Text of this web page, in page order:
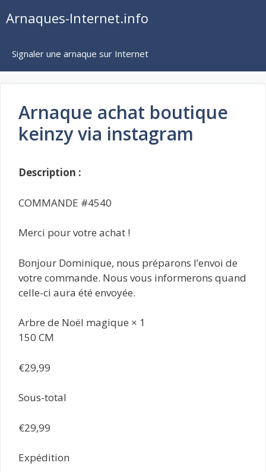
auArnaques-Internet.info
Signaler une arnaque sur Internet
Arnaque achat boutique
keinzy via instagram
Description :
COMMANDE #4540
Merci pour votre achat !
Bonjour Dominique, nous préparons l’envoi de
votre commande. Nous vous informerons quand
celle-ci aura été envoyée.
Arbre de Noël magique × 1
150 CM
€29,99
Sous-total
€29,99
Expédition